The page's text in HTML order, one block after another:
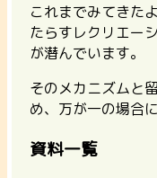
これまでみてきた
たらすレクリエー
が潜んでいます。
そのメカニズムと
め、万が一の場合
資料一覧